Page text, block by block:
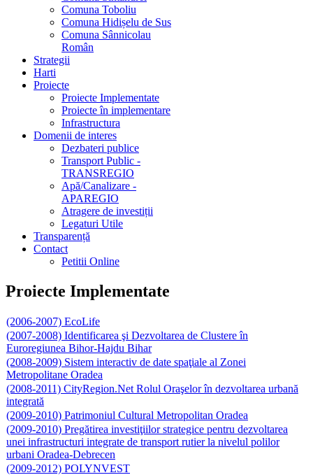
Comuna Toboliu
Comuna Hidișelu de Sus
Comuna Sânnicolau
Român
Strategii
Harti
Proiecte
Proiecte Implementate
Proiecte în implementare
Infrastructura
Domenii de interes
Dezbateri publice
Transport Public -
TRANSREGIO
Apă/Canalizare -
APAREGIO
Atragere de investiții
Legaturi Utile
Transparență
Contact
Petitii Online
Proiecte Implementate
(2006-2007) EcoLife
(2007-2008) Identificarea şi Dezvoltarea de Clustere în
Euroregiunea Bihor-Hajdu Bihar
(2008-2009) Sistem interactiv de date spaţiale al Zonei
Metropolitane Oradea
(2008-2011) CityRegion.Net Rolul Oraşelor în dezvoltarea urbană
integrată
(2009-2010) Patrimoniul Cultural Metropolitan Oradea
(2009-2010) Pregătirea investiţiilor strategice pentru dezvoltarea
unei infrastructuri integrate de transport rutier la nivelul polilor
urbani Oradea-Debrecen
(2009-2012) POLYNVEST